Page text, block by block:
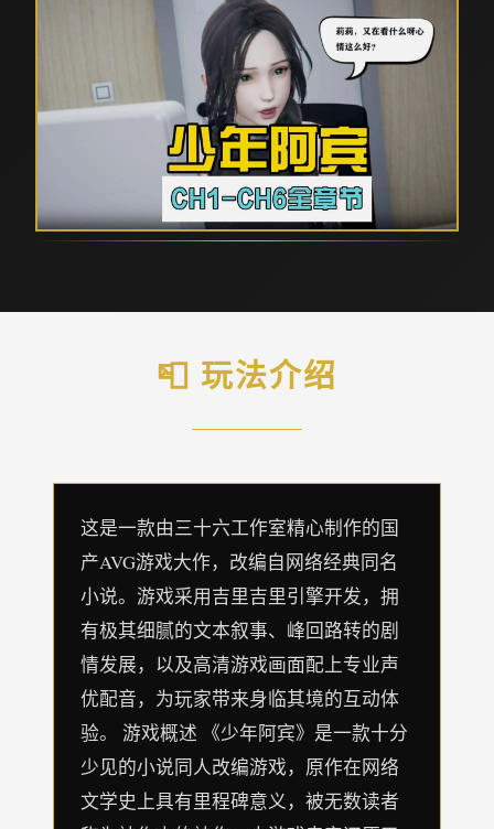
📮 玩法介绍
这是一款由三十六工作室精心制作的国
产AVG游戏大作，改编自网络经典同名
小说。游戏采用吉里吉里引擎开发，拥
有极其细腻的文本叙事、峰回路转的剧
情发展，以及高清游戏画面配上专业声
优配音，为玩家带来身临其境的互动体
验。 游戏概述 《少年阿宾》是一款十分
少见的小说同人改编游戏，原作在网络
文学史上具有里程碑意义，被无数读者